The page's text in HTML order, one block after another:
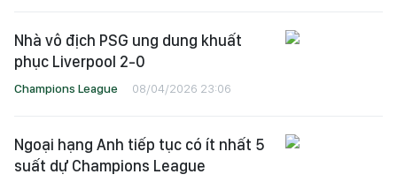
Nhà vô địch PSG ung dung khuất
phục Liverpool 2-0
Champions League 08/04/2026 23:06
Ngoại hạng Anh tiếp tục có ít nhất 5
suất dự Champions League